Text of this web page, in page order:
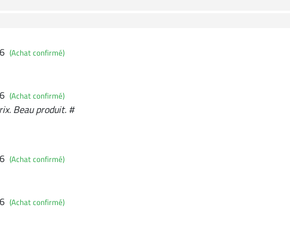
(Achat confirmé)
(Achat confirmé)
Beau produit. #
(Achat confirmé)
(Achat confirmé)